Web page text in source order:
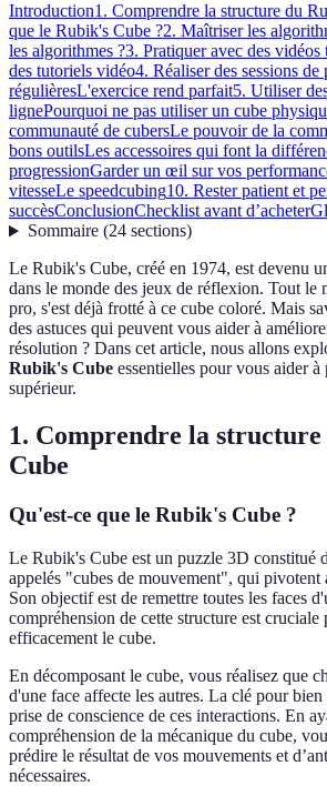
Introduction1. Comprendre la structure du
que le Rubik's Cube ?2. Maîtriser les
les algorithmes ?3. Pratiquer avec des vidéos
des tutoriels vidéo4. Réaliser des sessions de
régulièresL'exercice rend parfait5. Utiliser
lignePourquoi ne pas utiliser un cube
communauté de cubersLe pouvoir de la
bons outilsLes accessoires qui font la
progressionGarder un œil sur vos
vitesseLe speedcubing10. Rester patient et
succèsConclusionChecklist avant d’acheter
Sommaire(24 sections)
Le Rubik's Cube, créé en 1974, est devenu
dans le monde des jeux de réflexion. Tout le
pro, s'est déjà frotté à ce cube coloré. Mais
des astuces qui peuvent vous aider à
résolution ? Dans cet article, nous allons
Rubik's Cube essentielles pour vous aider à
supérieur.
1. Comprendre la
Cube
Qu'est-ce que le Rubik's Cube ?
Le Rubik's Cube est un puzzle 3D constitué
appelés "cubes de mouvement", qui pivotent
Son objectif est de remettre toutes les faces
compréhension de cette structure est cruciale
efficacement le cube.
En décomposant le cube, vous réalisez que
d'une face affecte les autres. La clé pour bien
prise de conscience de ces interactions. En
compréhension de la mécanique du cube,
prédire le résultat de vos mouvements et
nécessaires.